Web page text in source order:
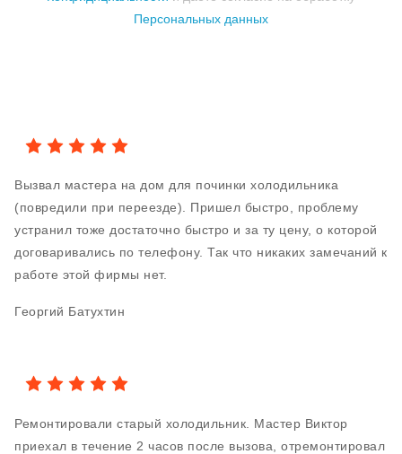
Персональных данных
Вызвал мастера на дом для починки холодильника
(повредили при переезде). Пришел быстро, проблему
устранил тоже достаточно быстро и за ту цену, о которой
договаривались по телефону. Так что никаких замечаний к
работе этой фирмы нет.
Георгий Батухтин
Ремонтировали старый холодильник. Мастер Виктор
приехал в течение 2 часов после вызова, отремонтировал